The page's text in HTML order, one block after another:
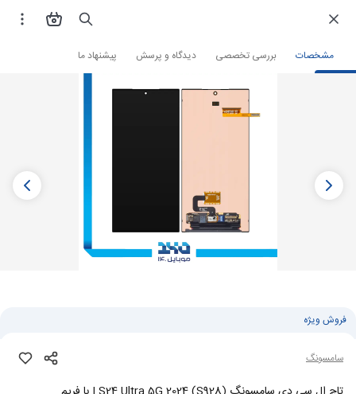
مشخصات بررسی تخصصی دیدگاه و پرسش پیشنهاد ما فروشگاه اینترنتی لوازم جانبی و قطعات موبایل قطعات موبایل
فروش ویژه
سامسونگ